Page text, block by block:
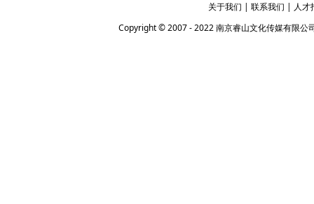
关于我们 |联系我们 | 人才
Copyright © 2007 - 2022 南京睿山文化传媒有限公